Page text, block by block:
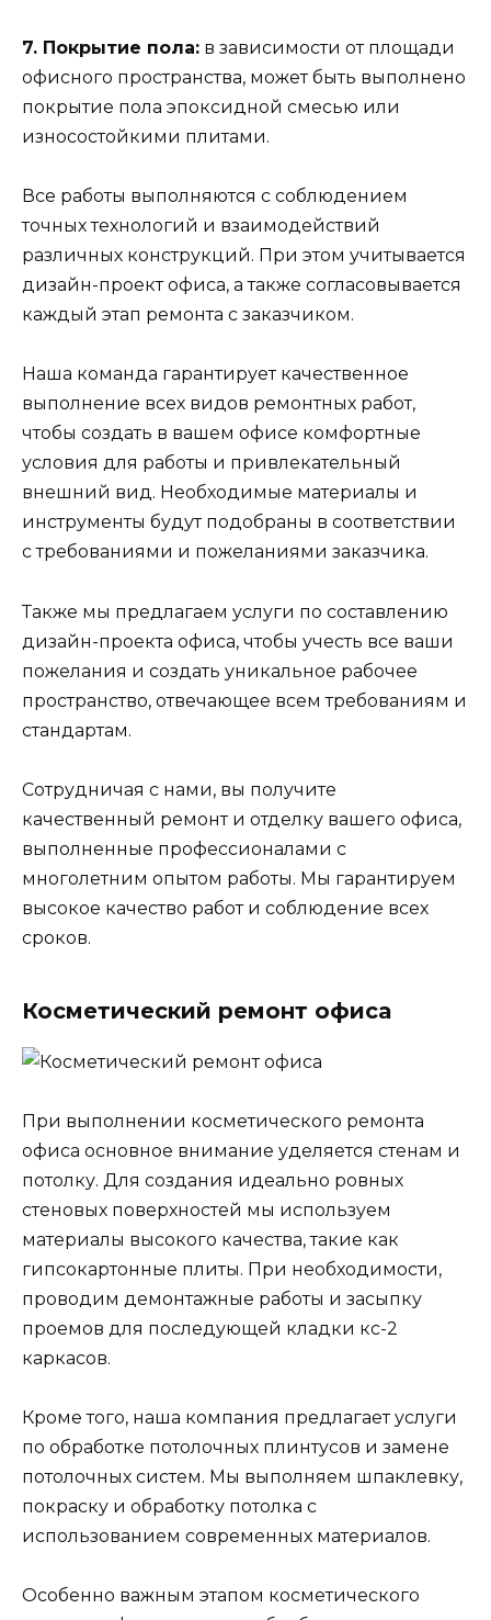
7. Покрытие пола: в зависимости от площади
офисного пространства, может быть выполнено
покрытие пола эпоксидной смесью или
износостойкими плитами.
Все работы выполняются с соблюдением
точных технологий и взаимодействий
различных конструкций. При этом учитывается
дизайн-проект офиса, а также согласовывается
каждый этап ремонта с заказчиком.
Наша команда гарантирует качественное
выполнение всех видов ремонтных работ,
чтобы создать в вашем офисе комфортные
условия для работы и привлекательный
внешний вид. Необходимые материалы и
инструменты будут подобраны в соответствии
с требованиями и пожеланиями заказчика.
Также мы предлагаем услуги по составлению
дизайн-проекта офиса, чтобы учесть все ваши
пожелания и создать уникальное рабочее
пространство, отвечающее всем требованиям и
стандартам.
Сотрудничая с нами, вы получите
качественный ремонт и отделку вашего офиса,
выполненные профессионалами с
многолетним опытом работы. Мы гарантируем
высокое качество работ и соблюдение всех
сроков.
Косметический ремонт офиса
При выполнении косметического ремонта
офиса основное внимание уделяется стенам и
потолку. Для создания идеально ровных
стеновых поверхностей мы используем
материалы высокого качества, такие как
гипсокартонные плиты. При необходимости,
проводим демонтажные работы и засыпку
проемов для последующей кладки кс-2
каркасов.
Кроме того, наша компания предлагает услуги
по обработке потолочных плинтусов и замене
потолочных систем. Мы выполняем шпаклевку,
покраску и обработку потолка с
использованием современных материалов.
Особенно важным этапом косметического